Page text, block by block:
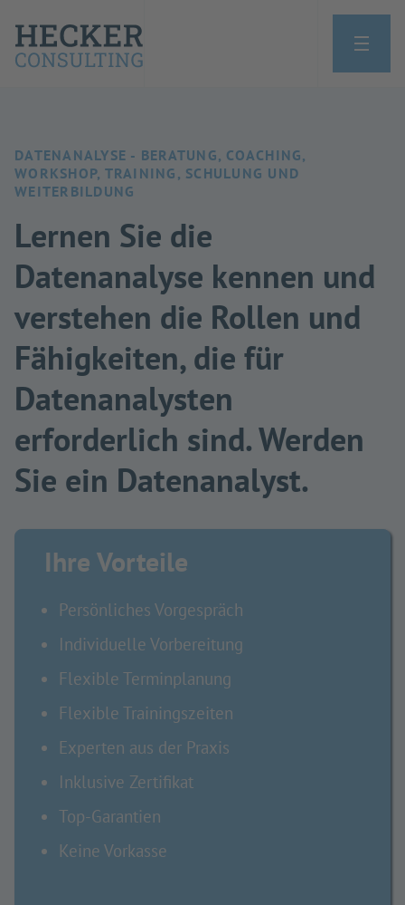
DATENANALYSE - BERATUNG, COACHING,
WORKSHOP, TRAINING, SCHULUNG UND
WEITERBILDUNG
Lernen Sie die
Datenanalyse kennen und
verstehen die Rollen und
Fähigkeiten, die für
Datenanalysten
erforderlich sind. Werden
Sie ein Datenanalyst.
Ihre Vorteile
Persönliches Vorgespräch
Individuelle Vorbereitung
Flexible Terminplanung
Flexible Trainingszeiten
Experten aus der Praxis
Inklusive Zertifikat
Top-Garantien
Keine Vorkasse